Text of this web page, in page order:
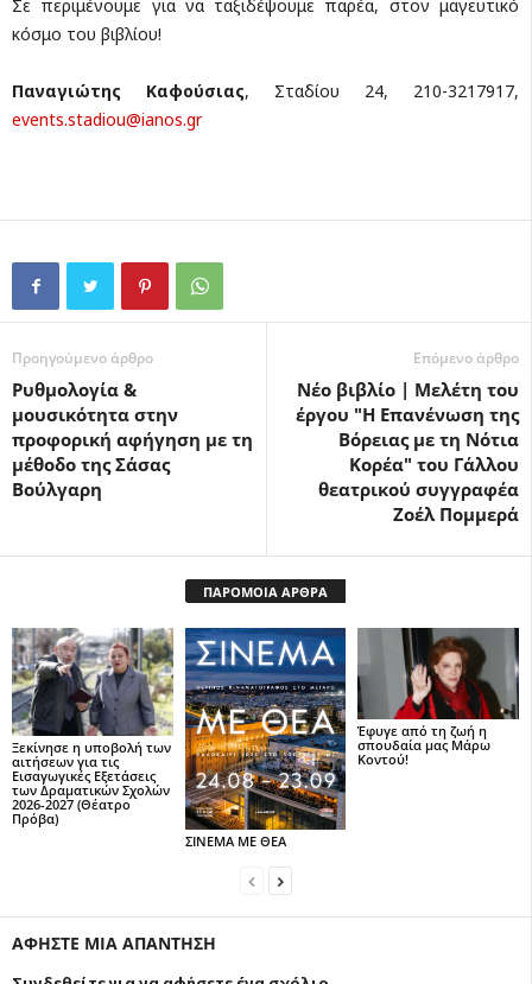
Σε περιμένουμε για να ταξιδέψουμε παρέα, στον μαγευτικό
κόσμο του βιβλίου!
Παναγιώτης Καφούσιας, Σταδίου 24, 210-3217917,
events.stadiou@ianos.gr
Προηγούμενο άρθρο
Ρυθμολογία &
μουσικότητα στην
προφορική αφήγηση με τη
μέθοδο της Σάσας
Βούλγαρη
Επόμενο άρθρο
Νέο βιβλίο | Mελέτη του
έργου "Η Επανένωση της
Βόρειας με τη Νότια
Κορέα" του Γάλλου
θεατρικού συγγραφέα
Ζοέλ Πομμερά
ΠΑΡΟΜΟΙΑ ΑΡΘΡΑ
Ξεκίνησε η υποβολή των
αιτήσεων για τις
Εισαγωγικές Εξετάσεις
των Δραματικών Σχολών
2026-2027 (Θέατρο
Πρόβα)
ΣΙΝΕΜΑ ΜΕ ΘΕΑ
Έφυγε από τη ζωή η
σπουδαία μας Μάρω
Κοντού!
ΑΦΗΣΤΕ ΜΙΑ ΑΠΑΝΤΗΣΗ